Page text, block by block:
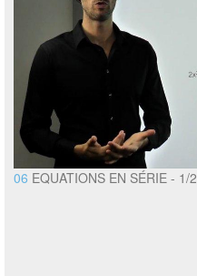
06 EQUATIONS EN SÉRIE - 1/2